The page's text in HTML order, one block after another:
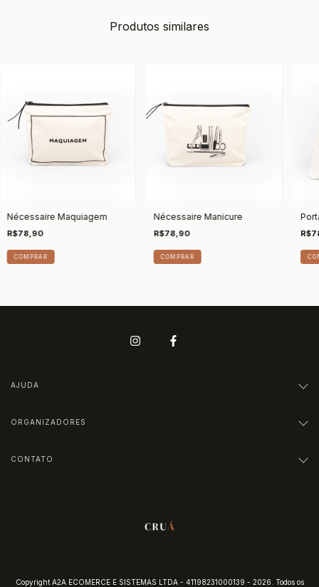
Produtos similares
Nécessaire Maquiagem
R$78,90
COMPRAR
Nécessaire Manicure
R$78,90
AJUDA
ORGANIZADORES
CONTATO
Copyright A2A ECOMERCE E SISTEMAS LTDA - 41198231000139 - 2026. Todos os